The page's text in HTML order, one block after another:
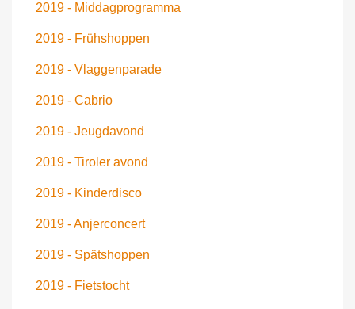
2019 - Middagprogramma
2019 - Frühshoppen
2019 - Vlaggenparade
2019 - Cabrio
2019 - Jeugdavond
2019 - Tiroler avond
2019 - Kinderdisco
2019 - Anjerconcert
2019 - Spätshoppen
2019 - Fietstocht